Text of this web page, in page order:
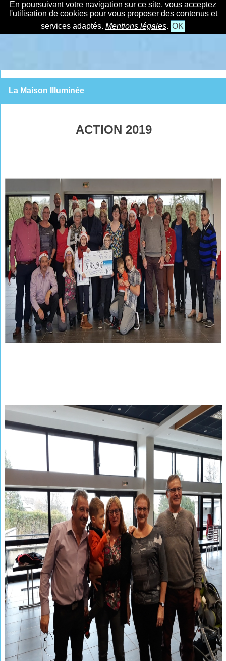
En poursuivant votre navigation sur ce site, vous acceptez
l'utilisation de cookies pour vous proposer des contenus et
services adaptés. Mentions légales. OK
La Maison Illuminée
ACTION 2019